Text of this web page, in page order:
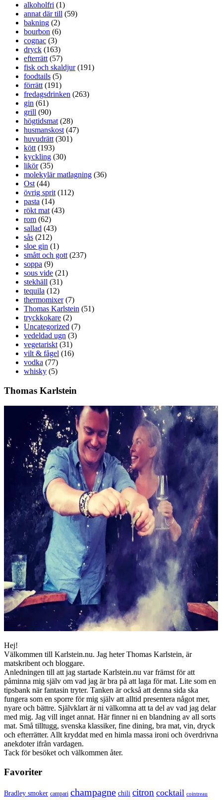
alkoholfri (1)
annat där till (59)
bakning (2)
bourbon (6)
cognac (3)
dryck (163)
efterrätt (57)
fisk och skaldjur(191)
foodtails (5)
förrätt (191)
fredagsdrinken (263)
gin (61)
grill (90)
högtidsmat (28)
husmanskost (47)
huvudrätt (301)
kött (193)
kyckling (30)
likör(35)
molekylär matlagning (36)
Ost (44)
övrig sprit (112)
pasta (14)
rökt mat (43)
rom (62)
sallad (43)
sås (212)
sloe gin (1)
smått och gott (237)
soppa (9)
sous vide (21)
stekhäll (31)
tequila (12)
thermomixer(7)
Thomas Karlstein (51)
tryckkokare (2)
Uncategorized (7)
vedeldad ugn (3)
vegetariskt (31)
vilt & fågel (16)
vodka (77)
whisky (5)
Thomas Karlstein
Hej!
Välkommen till Karlstein.nu. Jag heter Thomas Karlstein, är
matskribent och bloggare.
Anledningen till att jag startade Karlstein.nu var främst för att
påminna mig själv om vad jag är bra på att laga för mat. Lite som en
tipsbank när fantasin tryter. Tanken är också att denna sida ska
fungera som en sporre för mig själv att alltid presentera något mer,
nyare och bättre. Självklart är ni välkomna att ta del av vad jag delar
med mig. Jag vill inget annat. Här finner ni en blandning av all sorts
mat. Små tilltugg, svenska klassiker, fine dining, bra mat, vin, dryck
och efterrätter. Allt kryddat med en himla massa ironi och överdrivna
anekdoter ifrån vardagen.
Tack för besöket och välkommen åter.
Favoriter
Bradley smoker campari champagne chili citron cocktail cointreau